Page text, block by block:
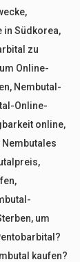
,
in Südkorea,
zu
Online-
, Nembutal-
Online-
online,
Nembutales
,
,
, um
kaufen?